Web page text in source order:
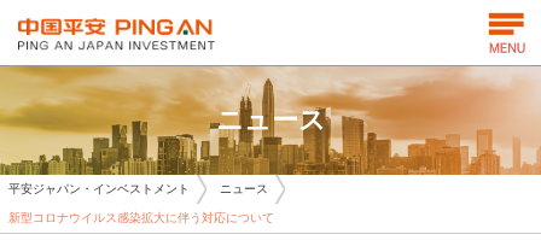
ニュース
平安ジャパン・インベストメント ニュース
新型コロナウイルス感染拡大に伴う対応について